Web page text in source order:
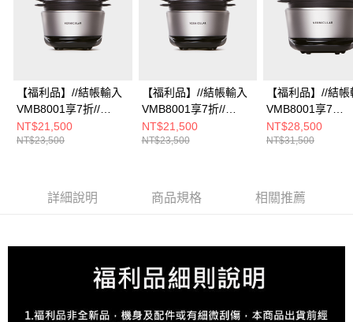
【福利品】//結帳輸入
VMB8001享7折//
Vermicular MINI IH 琺
瑯電子鑄鐵鍋 (飛魚銀)
NT$21,500
NT$23,500
【福利品】//結帳輸入
VMB8001享7折//
Vermicular MINI IH 琺
瑯電子鑄鐵鍋 (飛魚銀)
NT$21,500
NT$23,500
【福利品】//結
VMB8001享7
折//Vermicular
電子鑄鐵鍋
NT$28,500
NT$31,500
詳細說明 商品規格 相關推薦